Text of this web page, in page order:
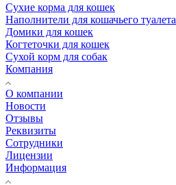
Сухие корма для кошек
Наполнители для кошачьего туалета
Домики для кошек
Когтеточки для кошек
Сухой корм для собак
Компания
О компании
Новости
Отзывы
Реквизиты
Сотрудники
Лицензии
Информация